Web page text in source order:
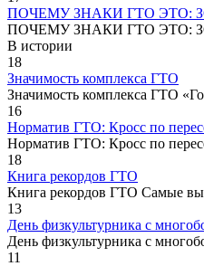
ПОЧЕМУ ЗНАКИ ГТО ЭТО:
ПОЧЕМУ ЗНАКИ ГТО ЭТО:
В истории
18
Значимость комплекса ГТО
Значимость комплекса ГТО
16
Норматив ГТО: Кросс по
Норматив ГТО: Кросс по
18
Книга рекордов ГТО
Книга рекордов ГТО Самые
13
День физкультурника с
День физкультурника с
11